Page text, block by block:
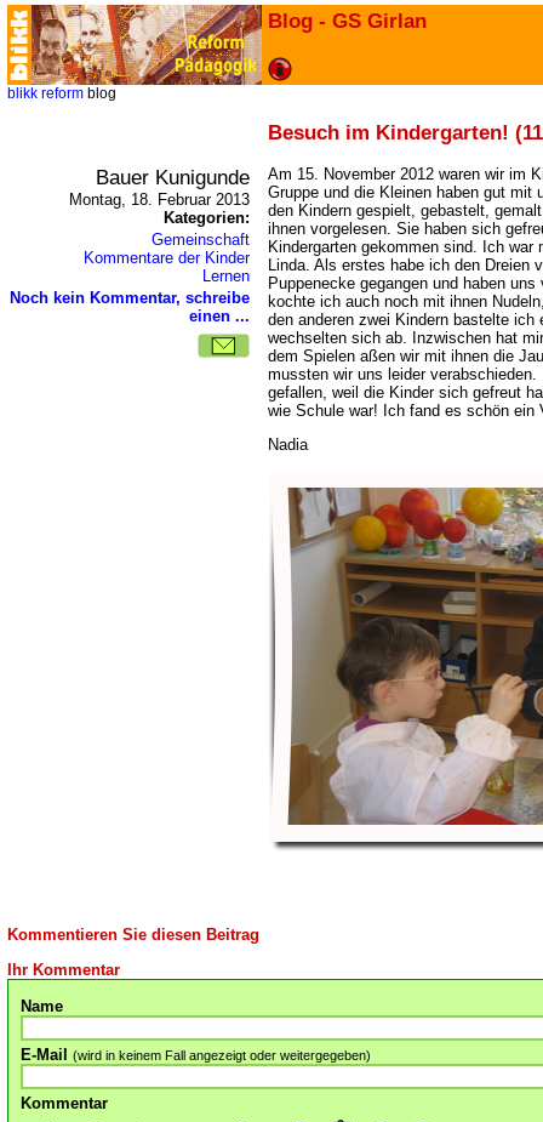
Blog - GS Girlan
blikk reform blog
Besuch im Kindergarten!
Bauer Kunigunde
Montag, 18. Februar 2013
Kategorien:
Gemeinschaft
Kommentare der Kinder
Lernen
Noch kein Kommentar, schreibe
einen ...
Am 15. November 2012 waren wir im
Gruppe und die Kleinen haben gut mit
den Kindern gespielt, gebastelt,
ihnen vorgelesen. Sie haben sich
Kindergarten gekommen sind. Ich war
Linda. Als erstes habe ich den Dreien
Puppenecke gegangen und haben
kochte ich auch noch mit ihnen
den anderen zwei Kindern bastelte ich
wechselten sich ab. Inzwischen hat
dem Spielen aßen wir mit ihnen die
mussten wir uns leider
gefallen, weil die Kinder sich gefreut
wie Schule war! Ich fand es schön ein
Nadia
Kommentieren Sie diesen Beitrag
Ihr Kommentar
Name
E-Mail (wird in keinem Fall angezeigt oder weitergegeben)
Kommentar